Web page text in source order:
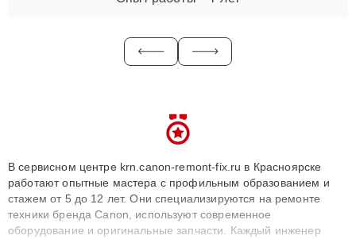
В сервисном центре krn.canon-remont-fix.ru в Красноярске
работают опытные мастера с профильным образованием и
стажем от 5 до 12 лет. Они специализируются на ремонте
техники бренда Canon, используют современное
оборудование и оригинальные запчасти. Каждый инженер